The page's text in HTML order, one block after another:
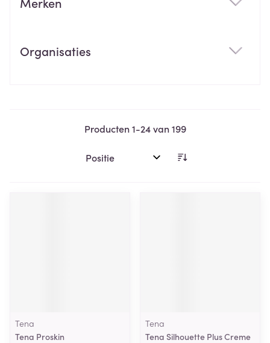
Organisaties
Producten1-24van199
Sorteer op:
Tena
Tena Proskin
Tena
Tena Silhouette Plus Creme